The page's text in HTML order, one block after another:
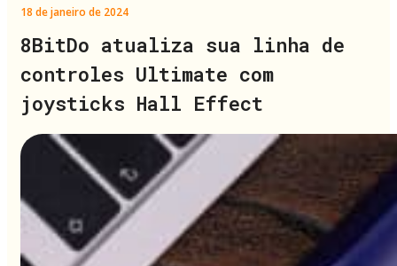
18 de janeiro de 2024
8BitDo atualiza sua linha de
controles Ultimate com
joysticks Hall Effect